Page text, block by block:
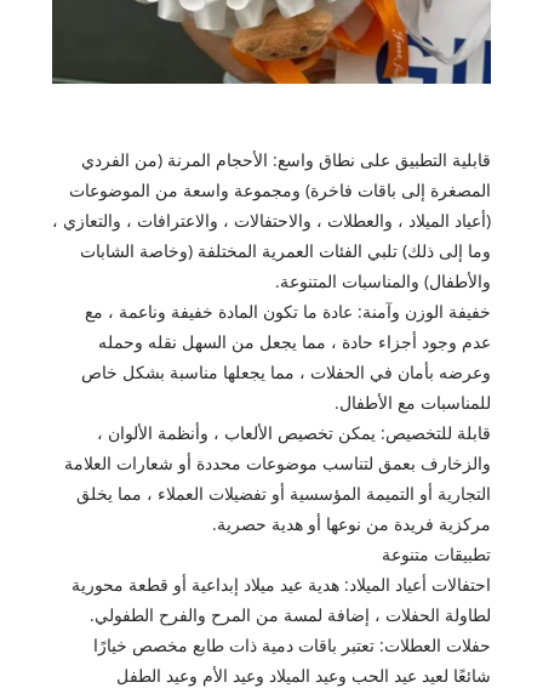
قابلية التطبيق على نطاق واسع: الأحجام المرنة (من الفردي
المصغرة إلى باقات فاخرة) ومجموعة واسعة من الموضوعات
(أعياد الميلاد ، والعطلات ، والاحتفالات ، والاعترافات ، والتعازي ،
وما إلى ذلك) تلبي الفئات العمرية المختلفة (وخاصة الشابات
والأطفال) والمناسبات المتنوعة.
خفيفة الوزن وآمنة: عادة ما تكون المادة خفيفة وناعمة ، مع
عدم وجود أجزاء حادة ، مما يجعل من السهل نقله وحمله
وعرضه بأمان في الحفلات ، مما يجعلها مناسبة بشكل خاص
للمناسبات مع الأطفال.
قابلة للتخصيص: يمكن تخصيص الألعاب ، وأنظمة الألوان ،
والزخارف بعمق لتناسب موضوعات محددة أو شعارات العلامة
التجارية أو التميمة المؤسسية أو تفضيلات العملاء ، مما يخلق
مركزية فريدة من نوعها أو هدية حصرية.
تطبيقات متنوعة
احتفالات أعياد الميلاد: هدية عيد ميلاد إبداعية أو قطعة محورية
لطاولة الحفلات ، إضافة لمسة من المرح والفرح الطفولي.
حفلات العطلات: تعتبر باقات دمية ذات طابع مخصص خيارًا
شائعًا لعيد عيد الحب وعيد الميلاد وعيد الأم وعيد الطفل